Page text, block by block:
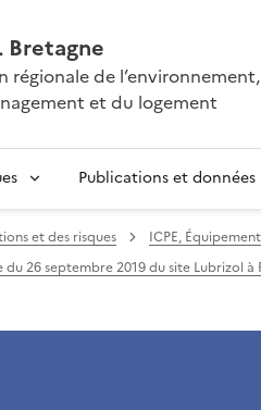
Bretagne
régionale de l’environnement,
et du logement
Publications et données
et des risques ICPE,
26 septembre 2019 du site Lubrizol à